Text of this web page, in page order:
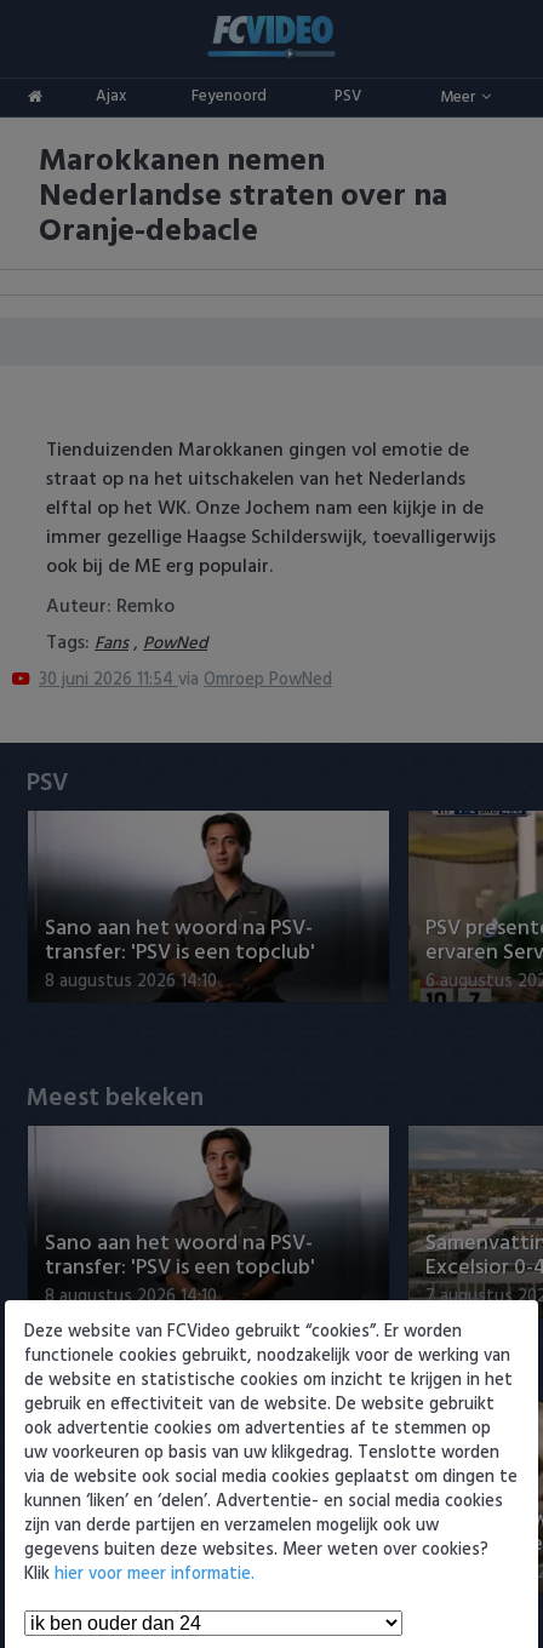
Ajax Feyenoord PSV Meer
ADO Den Haag
Ajax
AZ
FC Utrecht
Feyenoord
Heracles Almelo
PEC Zwolle
PSV
Roda JC
SC Heerenveen
Sparta
Vitesse
Willem II
Competities
Eredivisie
Keuken Kampioen Divisie
Champions League
Europa League
Conference League
Oranje
Goals & Samenvattingen
Marokkanen nemen
Nederlandse straten over na
Oranje-debacle
Tienduizenden Marokkanen gingen vol emotie de
straat op na het uitschakelen van het Nederlands
elftal op het WK. Onze Jochem nam een kijkje in de
immer gezellige Haagse Schilderswijk, toevalligerwijs
ook bij de ME erg populair.
Auteur: Remko
Tags: Fans, PowNed
30 juni 2026 11:54via Omroep PowNed
PSV
Sano aan het woord na PSV-
transfer: 'PSV is een topclub'
8 augustus 2026 14:10
PSV
ervaren
6 augustus
Meest bekeken
Sano aan het woord na PSV-
transfer: 'PSV is een topclub'
8 augustus 2026 14:10
Excelsior 0-
7 augustus
Eredivisie
Sano aan het woord na PSV-
transfer: 'PSV is een topclub'
8 augustus 2026 14:10
Excelsior
8 augustus
Deze website van FCVideo gebruikt “cookies”. Er worden
functionele cookies gebruikt, noodzakelijk voor de werking van
de website en statistische cookies om inzicht te krijgen in het
gebruik en effectiviteit van de website. De website gebruikt
ook advertentie cookies om advertenties af te stemmen op
uw voorkeuren op basis van uw klikgedrag. Tenslotte worden
via de website ook social media cookies geplaatst om dingen te
kunnen ‘liken’ en ‘delen’. Advertentie- en social media cookies
zijn van derde partijen en verzamelen mogelijk ook uw
gegevens buiten deze websites. Meer weten over cookies?
Klikhier voor meer informatie.